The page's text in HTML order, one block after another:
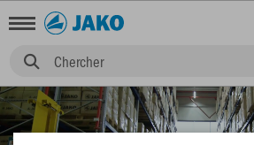
Chercher